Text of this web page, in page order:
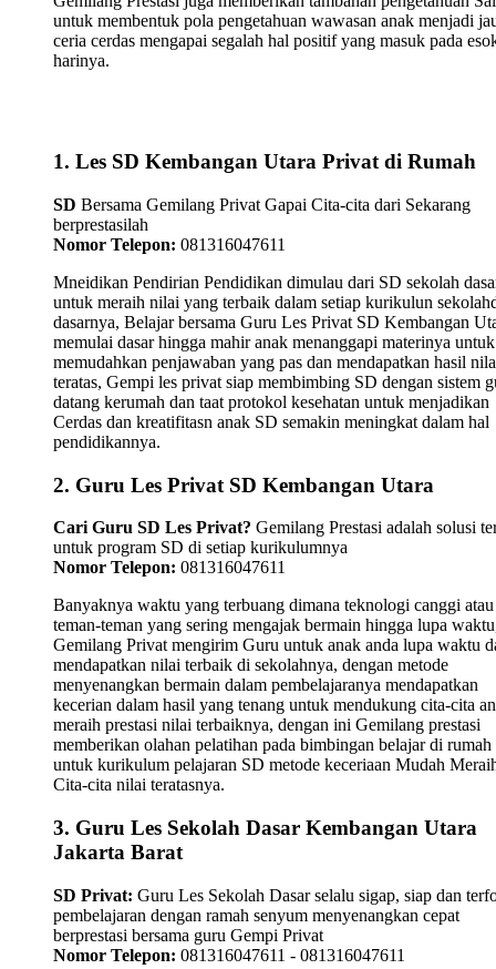
untuk membentuk pola pengetahuan wawasan anak menjadi
ceria cerdas mengapai segalah hal positif yang masuk pada
harinya.
1. Les SD Kembangan Utara Privat di Rumah
SD Bersama Gemilang Privat Gapai Cita-cita dari Sekarang
berprestasilah
Nomor Telepon: 081316047611
Mneidikan Pendirian Pendidikan dimulau dari SD sekolah
untuk meraih nilai yang terbaik dalam setiap kurikulun
dasarnya, Belajar bersama Guru Les Privat SD Kembangan
memulai dasar hingga mahir anak menanggapi materinya untuk
memudahkan penjawaban yang pas dan mendapatkan hasil
teratas, Gempi les privat siap membimbing SD dengan sistem
datang kerumah dan taat protokol kesehatan untuk menjadikan
Cerdas dan kreatifitasn anak SD semakin meningkat dalam hal
pendidikannya.
2. Guru Les Privat SD Kembangan Utara
Cari Guru SD Les Privat? Gemilang Prestasi adalah solusi
untuk program SD di setiap kurikulumnya
Nomor Telepon: 081316047611
Banyaknya waktu yang terbuang dimana teknologi canggi atau
teman-teman yang sering mengajak bermain hingga lupa
Gemilang Privat mengirim Guru untuk anak anda lupa waktu
mendapatkan nilai terbaik di sekolahnya, dengan metode
menyenangkan bermain dalam pembelajaranya mendapatkan
kecerian dalam hasil yang tenang untuk mendukung cita-cita
meraih prestasi nilai terbaiknya, dengan ini Gemilang prestasi
memberikan olahan pelatihan pada bimbingan belajar di rumah
untuk kurikulum pelajaran SD metode keceriaan Mudah
Cita-cita nilai teratasnya.
3. Guru Les Sekolah Dasar Kembangan Utara
Jakarta Barat
SD Privat: Guru Les Sekolah Dasar selalu sigap, siap dan
pembelajaran dengan ramah senyum menyenangkan cepat
berprestasi bersama guru Gempi Privat
Nomor Telepon: 081316047611 - 081316047611